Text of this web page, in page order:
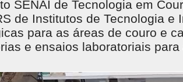
SENAI de Tecnologia em
de Institutos de Tecnologia
para as áreas de couro e
e ensaios laboratoriais para